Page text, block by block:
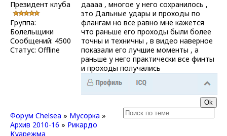
Президент клуба
Группа:
Болельщики
Сообщений: 4500
Статус: Offline
даааа , многое у него сохранилось ,
это Дальные удары и проходы по
флангам но все равно мне кажется
что раньше его проходы были более
точны и техничны , в видео наверное
показали его лучшие моменты , а
раньше у него практически все финты
и проходы получались
Форум Chelsea » Мусорка »
Архив 2010-16 » Рикардо
Куарежма